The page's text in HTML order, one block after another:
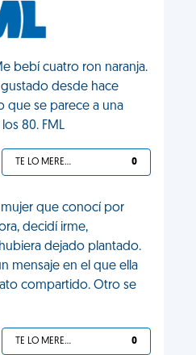
bebí cuatro ron naranja.
desde hace
que se parece a una
80. FML
TE LO MERECES 0
mujer que conocí por
decidí irme,
dejado plantado.
mensaje en el que ella
compartido. Otro se
TE LO MERECES 0